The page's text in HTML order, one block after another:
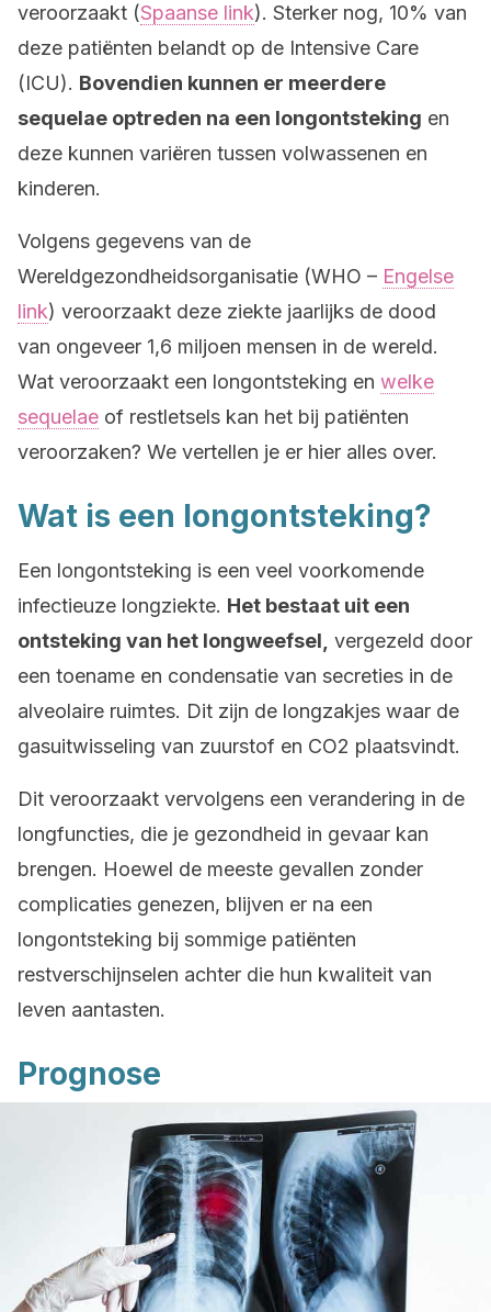
veroorzaakt (Spaanse link). Sterker nog, 10% van
deze patiënten belandt op de Intensive Care
(ICU). Bovendien kunnen er meerdere
sequelae optreden na een longontsteking en
deze kunnen variëren tussen volwassenen en
kinderen.
Volgens gegevens van de
Wereldgezondheidsorganisatie (WHO – Engelse
link) veroorzaakt deze ziekte jaarlijks de dood
van ongeveer 1,6 miljoen mensen in de wereld.
Wat veroorzaakt een longontsteking en welke
sequelae of restletsels kan het bij patiënten
veroorzaken? We vertellen je er hier alles over.
Wat is een longontsteking?
Een longontsteking is een veel voorkomende
infectieuze longziekte. Het bestaat uit een
ontsteking van het longweefsel, vergezeld door
een toename en condensatie van secreties in de
alveolaire ruimtes. Dit zijn de longzakjes waar de
gasuitwisseling van zuurstof en CO2 plaatsvindt.
Dit veroorzaakt vervolgens een verandering in de
longfuncties, die je gezondheid in gevaar kan
brengen. Hoewel de meeste gevallen zonder
complicaties genezen, blijven er na een
longontsteking bij sommige patiënten
restverschijnselen achter die hun kwaliteit van
leven aantasten.
Prognose